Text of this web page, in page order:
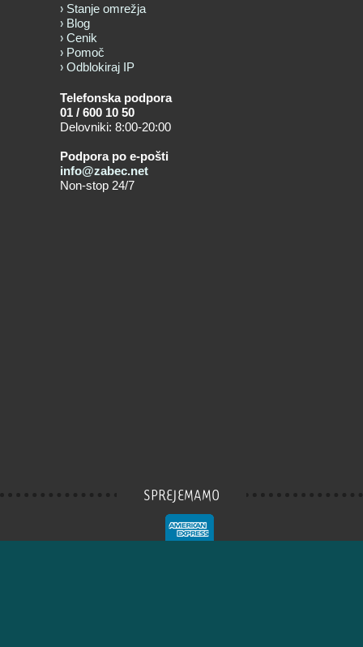
Stanje omrežja
Blog
Cenik
Pomoč
Odblokiraj IP
Telefonska podpora
01 / 600 10 50
Delovniki: 8:00-20:00
Podpora po e-pošti
info@zabec.net
Non-stop 24/7
SPREJEMAMO